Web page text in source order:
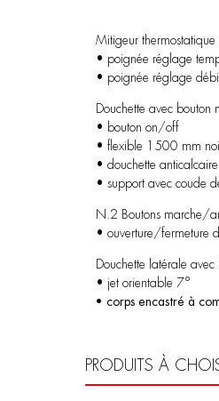
Mitigeur thermostatique
• poignée réglage
• poignée réglage
Douchette avec bouton
• bouton on/off
• flexible 1500 mm
• douchette anticalcaire
• support avec coude
N.2 Boutons marche/
• ouverture/fermeture
Douchette latérale
• jet orientable 7°
• corps encastré à
PRODUITS À